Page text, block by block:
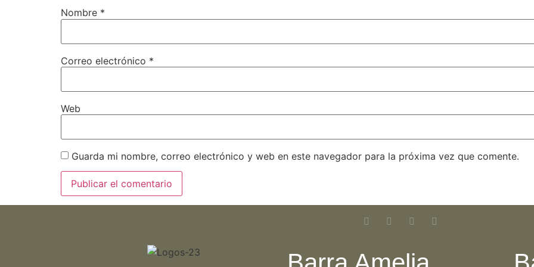
Nombre *
Correo electrónico *
Web
Guarda mi nombre, correo electrónico y web en este navegador para la próxima vez que comente.